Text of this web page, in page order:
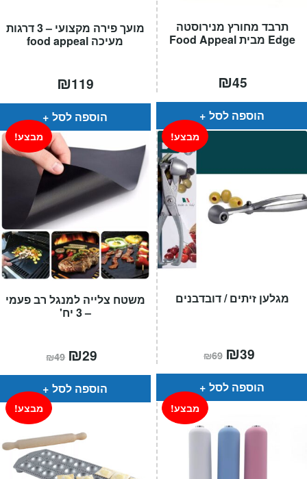
מועך פירה מקצועי – 3 דרגות
מעיכה food appeal
₪119
הוספה לסל
תרבד מחורץ מנירוסטה
Edge מבית Food Appeal
₪45
הוספה לסל
משטח צלייה למנגל רב פעמי
– 3 יח'
מבצע!
₪49 המחיר
המקורי
היה:
₪49.
₪29
הוא:
הוספה לסל
מגלען זיתים / דובדבנים
מבצע!
₪69 המחיר
המקורי
היה:
₪69.
₪39
הוא:
הוספה לסל
מבצע! מבצע!